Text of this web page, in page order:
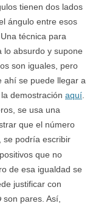
tienen dos lados
ángulo entre esos
técnica para
lo absurdo y supone
son iguales, pero
ahí se puede llegar a
demostración aquí
se usa una
que el número
se podría escribir
que no
de esa igualdad se
justificar con
son pares. Así,